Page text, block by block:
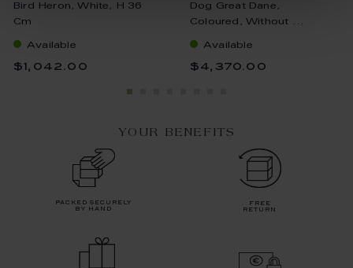
Bird Heron, White, H 36
Cm
Available
$1,042.00
Dog Great Dane,
Coloured, Without ...
Available
$4,370.00
YOUR BENEFITS
packed securely
by hand
free
return